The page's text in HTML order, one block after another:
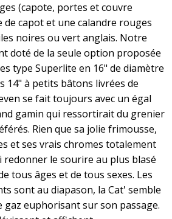
(capote, portes et couvre
capot et une calandre rouges
noires ou vert anglais. Notre
doté de la seule option proposée
type Superlite en 16" de diamètre
14" à petits bâtons livrées de
se fait toujours avec un égal
gamin qui ressortirait du grenier
Rien que sa jolie frimousse,
et ses vrais chromes totalement
redonner le sourire au plus blasé
tous âges et de tous sexes. Les
sont au diapason, la Cat' semble
euphorisant sur son passage.